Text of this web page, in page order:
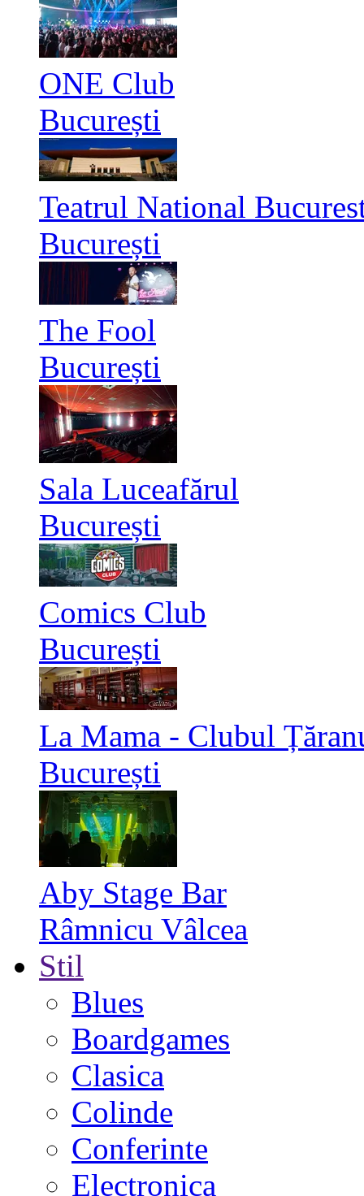
ONE Club
București
Teatrul National
București
The Fool
București
Sala Luceafărul
București
Comics Club
București
La Mama - Clubul
București
Aby Stage Bar
Râmnicu Vâlcea
Stil
Blues
Boardgames
Clasica
Colinde
Conferinte
Electronica